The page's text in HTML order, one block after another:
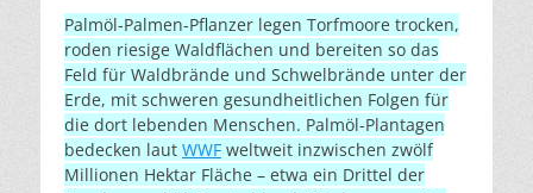
Palmöl-Palmen-Pflanzer legen Torfmoore trocken,
roden riesige Waldflächen und bereiten so das
Feld für Waldbrände und Schwelbrände unter der
Erde, mit schweren gesundheitlichen Folgen für
die dort lebenden Menschen. Palmöl-Plantagen
bedecken laut WWF weltweit inzwischen zwölf
Millionen Hektar Fläche – etwa ein Drittel der